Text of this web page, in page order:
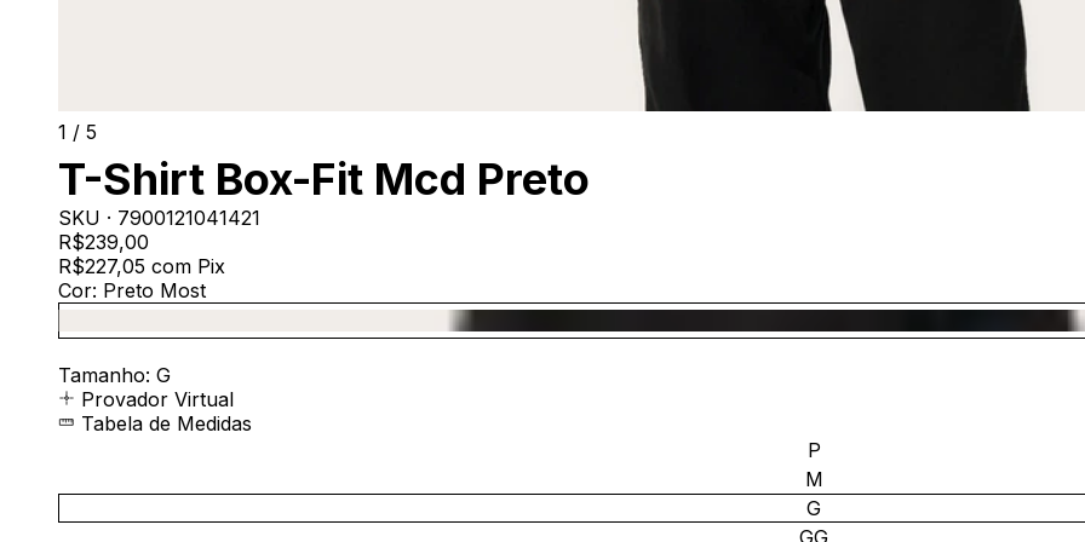
1 / 5
T-Shirt Box-Fit Mcd Preto
SKU · 7900121041421
R$239,00
R$227,05 com Pix
Cor: Preto Most
Tamanho: G
Provador Virtual
Tabela de Medidas
P
M
G
GG